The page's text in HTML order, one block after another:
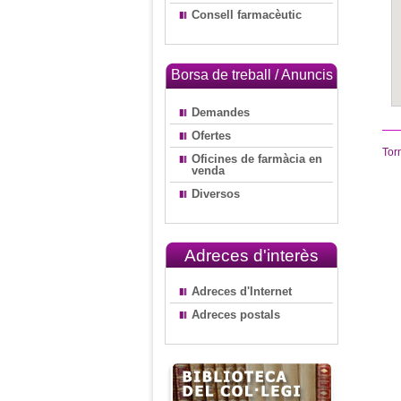
Consell farmacèutic
Borsa de treball / Anuncis
Demandes
Ofertes
Oficines de farmàcia en
venda
Diversos
Adreces d'interès
Adreces d'Internet
Adreces postals